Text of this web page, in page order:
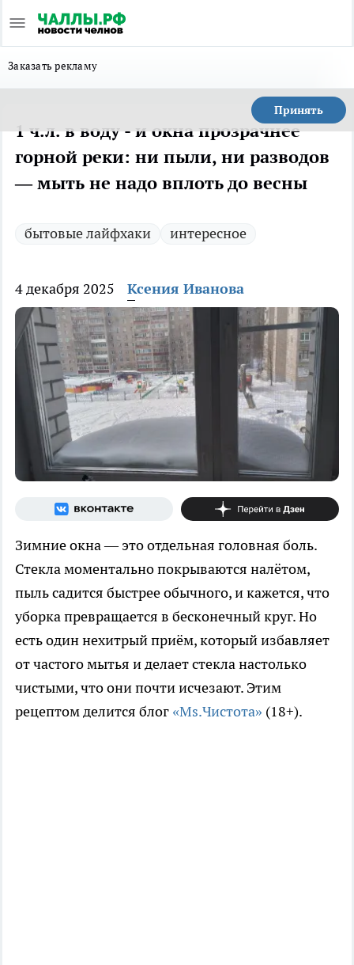
Заказать рекламу
Принять
1 ч.л. в воду - и окна прозрачнее
горной реки: ни пыли, ни разводов
— мыть не надо вплоть до весны
бытовые лайфхаки интересное
4 декабря 2025 Ксения Иванова
Зимние окна — это отдельная головная боль.
Стекла моментально покрываются налётом,
пыль садится быстрее обычного, и кажется, что
уборка превращается в бесконечный круг. Но
есть один нехитрый приём, который избавляет
от частого мытья и делает стекла настолько
чистыми, что они почти исчезают. Этим
рецептом делится блог «Ms.Чистота» (18+).